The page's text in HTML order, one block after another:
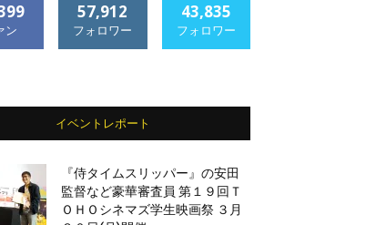
ン
57,912
フォロワー
43,835
フォロワー
イベントレポート
『侍タイムスリッパー』の安田
監督など豪華審査員 第１９回Ｔ
ＯＨＯシネマズ学生映画祭 ３月